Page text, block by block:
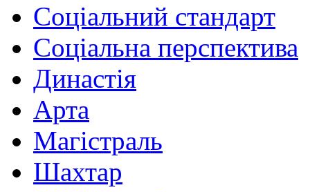
Соціальний стандарт
Соціальна перспектива
Династія
Арта
Магістраль
Шахтар